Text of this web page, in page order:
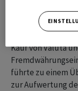
weiterlief.
Kauf von Valuta
führte zu einem
zur Aufwertung